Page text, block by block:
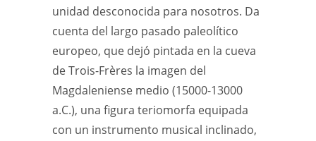
unidad desconocida para nosotros. Da
cuenta del largo pasado paleolítico
europeo, que dejó pintada en la cueva
de Trois-Frères la imagen del
Magdaleniense medio (15000-13000
a.C.), una figura teriomorfa equipada
con un instrumento musical inclinado,